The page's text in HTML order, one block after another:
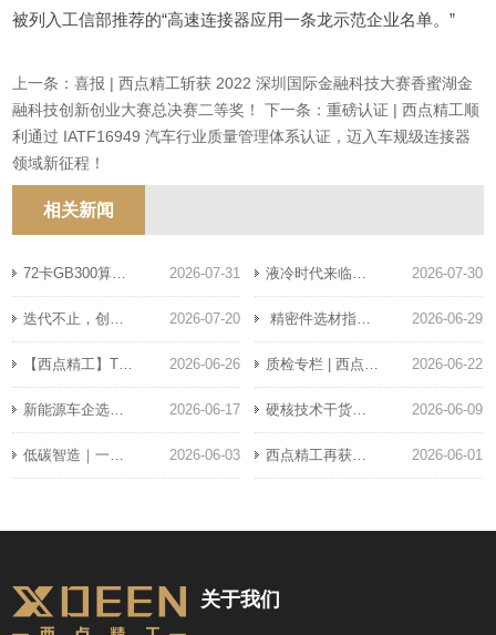
被列入工信部推荐的“高速连接器应用一条龙示范企业名单。”
上一条：喜报 | 西点精工斩获 2022 深圳国际金融科技大赛香蜜湖金
融科技创新创业大赛总决赛二等奖！
下一条：重磅认证 | 西点精工顺
利通过 IATF16949 汽车行业质量管理体系认证，迈入车规级连接器
领域新征程！
相关新闻
2026-07-31
72卡GB300算力集群上线，西点精工224G方案可支撑多卡NVLink全域互联 2026-07-30
液冷时代来临，高速连接器面临哪些新挑战与新机遇
2026-07-20
迭代不止，创新落地｜西点精工专利矩阵再扩容：累计60项授权自主知识产权 2026-06-29
​ 精密件选材指南：铝合金、碳钢、不锈钢加工特性与适用场景对比
2026-06-26
【西点精工】TSN 时间敏感网络：为什么是智驾通信必备？ 2026-06-22
质检专栏 | 西点精工精密连接器出厂检测标准：三道防线与实验室闭环
2026-06-17
新能源车企选型干货｜高压连接器 VS 高速信号连接器怎么分？ 2026-06-09
硬核技术干货｜车载 CAN 总线升级千兆以太网，连接器选型避坑 3 大要点（车载总线系列续篇）
2026-06-03
低碳智造｜一颗连接器如何从铜矿到产线"瘦身"？ 2026-06-01
西点精工再获发明专利，高速连接技术持续领跑
关于我们